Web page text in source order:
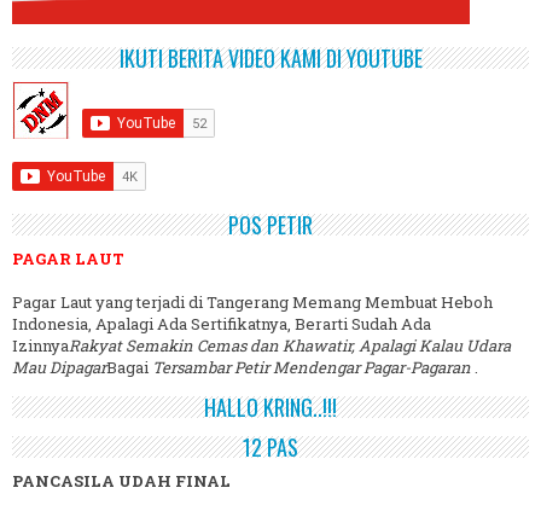
IKUTI BERITA VIDEO KAMI DI YOUTUBE
POS PETIR
PAGAR LAUT
Pagar Laut yang terjadi di Tangerang Memang Membuat Heboh
Indonesia, Apalagi Ada Sertifikatnya, Berarti Sudah Ada
IzinnyaRakyat Semakin Cemas dan Khawatir, Apalagi Kalau Udara
Mau DipagarBagai Tersambar Petir Mendengar Pagar-Pagaran
HALLO KRING..!!!
12 PAS
PANCASILA UDAH FINAL